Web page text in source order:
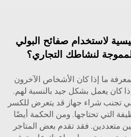
لاستخدام صفائح البولي
لنشاطك التجاري؟
ما إذا كان الأشخاص الآخرون
كان يعمل بشكل جيد بالنسبة لهم.
تجنب شراء جهاز قد يتعرض للكسر
التي تحتاجها. ومن الحكمة أيضًا
متعددين. فقد تقدم بعض المتاجر